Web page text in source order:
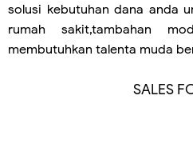
solusi kebutuhan dana anda
rumah sakit,tambahan
membutuhkan talenta muda
SALES